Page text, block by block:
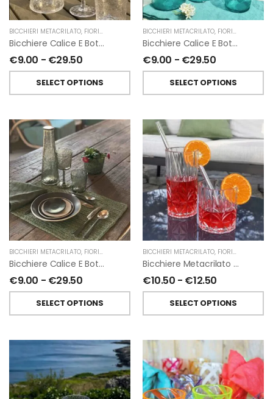
BICCHIERI METACRILATO, FIORIRA' UN GIARDINO
Bicchiere Calice E Bottiglia Metacrilati Effetto Martellato Trasparente Di Fiorirà Un Giardino
€9.00 - €29.50
SELECT OPTIONS
BICCHIERI METACRILATO, FIORIRA' UN GIARDINO
Bicchiere Calice E Bottiglia Metacrilati Effetto Martellato Turchese Di Fiorirà Un Giardino
€9.00 - €29.50
SELECT OPTIONS
BICCHIERI METACRILATO, FIORIRA' UN GIARDINO
Bicchiere Calice E Bottiglia Metacrilati Effetto Martellato Verde Di Fiorirà Un Giardino
€9.00 - €29.50
SELECT OPTIONS
BICCHIERI METACRILATO, FIORIRA' UN GIARDINO
Bicchiere Metacrilato Diamante Di Fiorirà Un Giardino
€10.50 - €12.50
SELECT OPTIONS